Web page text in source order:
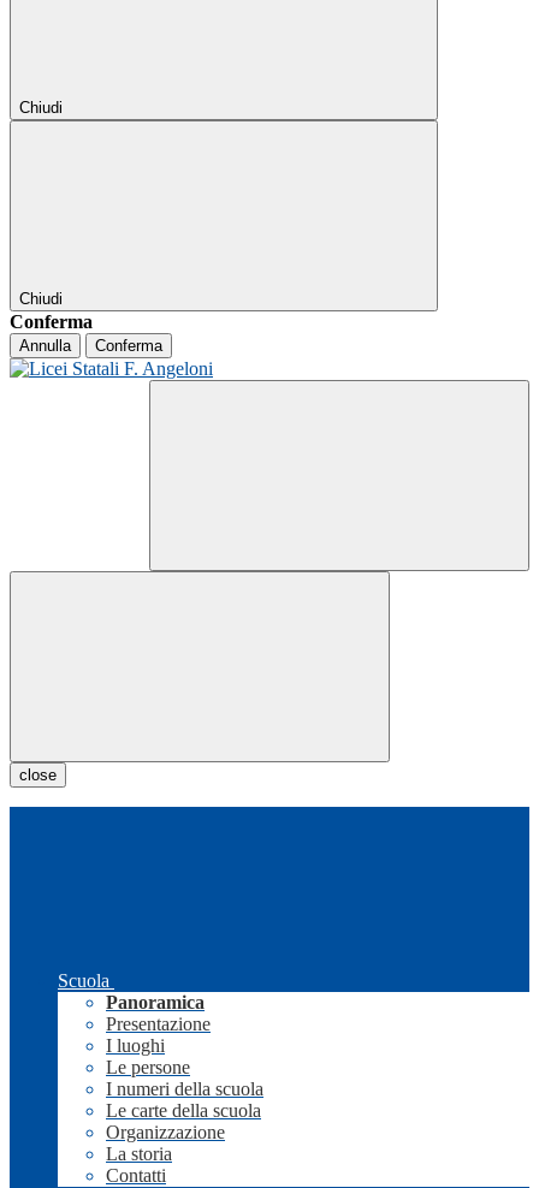
Chiudi
Chiudi
Conferma
Annulla Conferma
close
Scuola
Panoramica
Presentazione
I luoghi
Le persone
I numeri della scuola
Le carte della scuola
Organizzazione
La storia
Contatti